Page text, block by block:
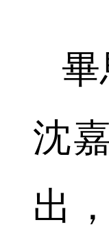
畢
沈
出